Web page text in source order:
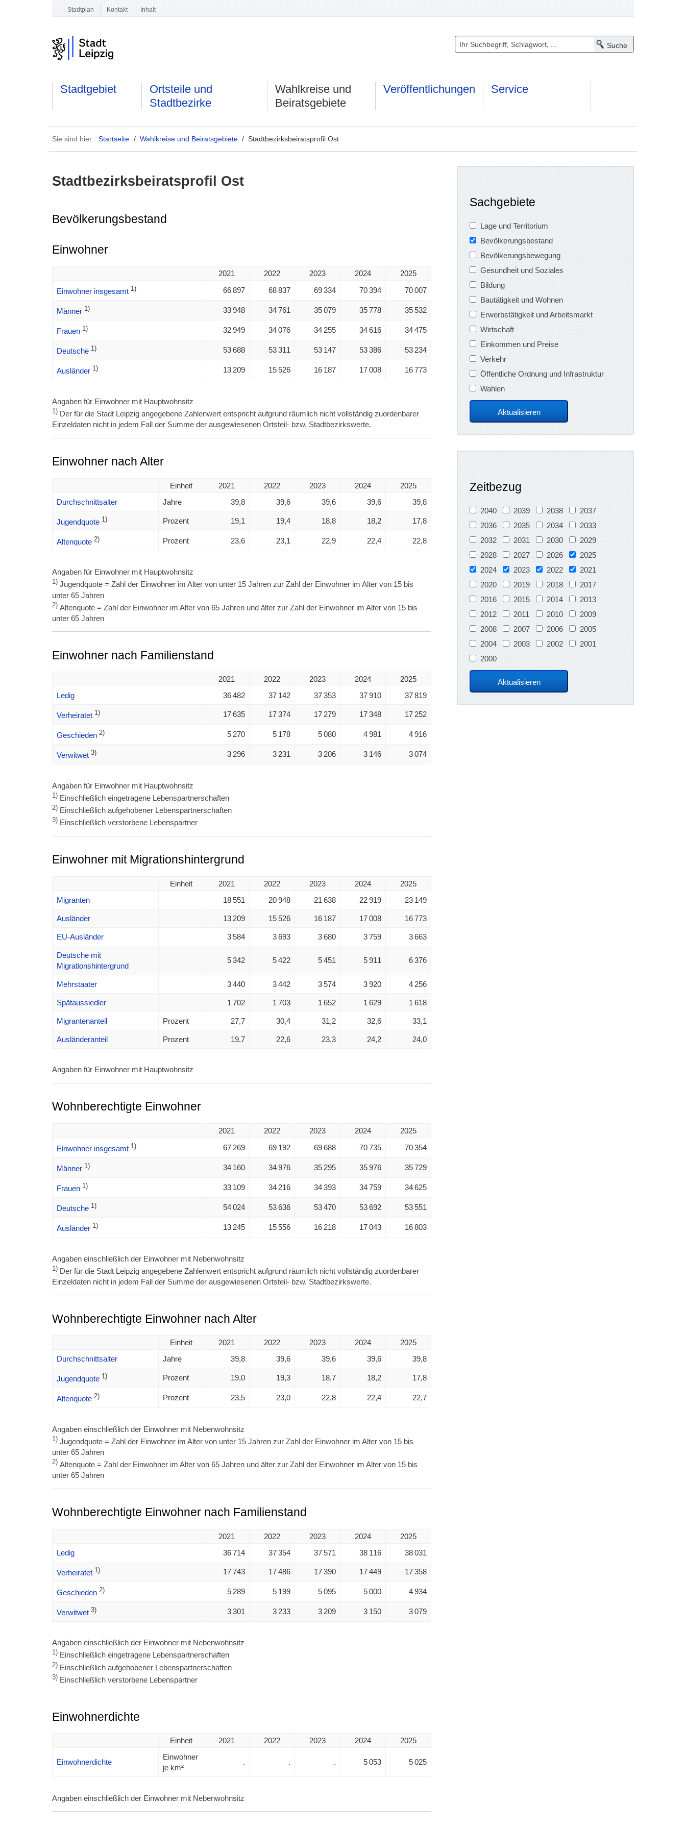
Stadtplan Kontakt Inhalt
Stadtgebiet
Ortsteile und
Stadtbezirke
Wahlkreise und
Beiratsgebiete
Veröffentlichungen Service
Sie sind hier: Startseite / Wahlkreise und Beiratsgebiete / Stadtbezirksbeiratsprofil Ost
Stadtbezirksbeiratsprofil Ost
Bevölkerungsbestand
Einwohner
2021 2022 2023 2024 2025
Einwohner insgesamt 1) 66 897 68 837 69 334 70 394 70 007
Männer 1) 33 948 34 761 35 079 35 778 35 532
Frauen 1) 32 949 34 076 34 255 34 616 34 475
Deutsche 1) 53 688 53 311 53 147 53 386 53 234
Ausländer 1) 13 209 15 526 16 187 17 008 16 773
Angaben für Einwohner mit Hauptwohnsitz
1) Der für die Stadt Leipzig angegebene Zahlenwert entspricht aufgrund räumlich nicht vollständig zuordenbarer
Einzeldaten nicht in jedem Fall der Summe der ausgewiesenen Ortsteil- bzw. Stadtbezirkswerte.
Einwohner nach Alter
Einheit 2021 2022 2023 2024
2025
Durchschnittsalter
Jahre 39,8 39,6 39,6 39,6 39,8
Jugendquote 1) Prozent 19,1 19,4 18,8 18,2 17,8
Altenquote 2) Prozent 23,6 23,1 22,9 22,4 22,8
Angaben für Einwohner mit Hauptwohnsitz
1) Jugendquote = Zahl der Einwohner im Alter von unter 15 Jahren zur Zahl der Einwohner im Alter von 15 bis
unter 65 Jahren
2) Altenquote = Zahl der Einwohner im Alter von 65 Jahren und älter zur Zahl der Einwohner im Alter von 15 bis
unter 65 Jahren
Einwohner nach Familienstand
2021 2022 2023 2024
2025
Ledig
36 482 37 142 37 353 37 910 37 819
Verheiratet 1) 17 635 17 374 17 279 17 348 17 252
Geschieden 2) 5 270 5 178 5 080 4 981 4 916
Verwitwet 3) 3 296 3 231 3 206 3 146 3 074
Angaben für Einwohner mit Hauptwohnsitz
1) Einschließlich eingetragene Lebenspartnerschaften
2) Einschließlich aufgehobener Lebenspartnerschaften
3) Einschließlich verstorbene Lebenspartner
Einwohner mit Migrationshintergrund
Einheit 2021 2022 2023 2024
2025
Migranten
18 551 20 948 21 638 22 919 23 149
Ausländer 13 209 15 526 16 187 17 008 16 773
EU-Ausländer 3 584 3 693 3 680 3 759 3 663
Deutsche mit
Migrationshintergrund
5 342 5 422 5 451 5 911 6 376
Mehrstaater 3 440 3 442 3 574 3 920 4 256
Spätaussiedler 1 702 1 703 1 652 1 629 1 618
Migrantenanteil Prozent 27,7 30,4 31,2 32,6 33,1
Ausländeranteil Prozent 19,7 22,6 23,3 24,2 24,0
Angaben für Einwohner mit Hauptwohnsitz
Wohnberechtigte Einwohner
2021 2022 2023 2024 2025
Einwohner insgesamt 1) 67 269 69 192 69 688 70 735 70 354
Männer 1) 34 160 34 976 35 295 35 976 35 729
Frauen 1) 33 109 34 216 34 393 34 759 34 625
Deutsche 1) 54 024 53 636 53 470 53 692 53 551
Ausländer 1) 13 245 15 556 16 218 17 043 16 803
Angaben einschließlich der Einwohner mit Nebenwohnsitz
1) Der für die Stadt Leipzig angegebene Zahlenwert entspricht aufgrund räumlich nicht vollständig zuordenbarer
Einzeldaten nicht in jedem Fall der Summe der ausgewiesenen Ortsteil- bzw. Stadtbezirkswerte.
Wohnberechtigte Einwohner nach Alter
Einheit 2021 2022 2023 2024
2025
Durchschnittsalter
Jahre 39,8 39,6 39,6 39,6 39,8
Jugendquote 1) Prozent 19,0 19,3 18,7 18,2 17,8
Altenquote 2) Prozent 23,5 23,0 22,8 22,4 22,7
Angaben einschließlich der Einwohner mit Nebenwohnsitz
1) Jugendquote = Zahl der Einwohner im Alter von unter 15 Jahren zur Zahl der Einwohner im Alter von 15 bis
unter 65 Jahren
2) Altenquote = Zahl der Einwohner im Alter von 65 Jahren und älter zur Zahl der Einwohner im Alter von 15 bis
unter 65 Jahren
Wohnberechtigte Einwohner nach Familienstand
2021 2022 2023 2024
2025
Ledig
36 714 37 354 37 571 38 116 38 031
Verheiratet 1) 17 743 17 486 17 390 17 449 17 358
Geschieden 2) 5 289 5 199 5 095 5 000 4 934
Verwitwet 3) 3 301 3 233 3 209 3 150 3 079
Angaben einschließlich der Einwohner mit Nebenwohnsitz
1) Einschließlich eingetragene Lebenspartnerschaften
2) Einschließlich aufgehobener Lebenspartnerschaften
3) Einschließlich verstorbene Lebenspartner
Einwohnerdichte
Einheit 2021 2022 2023 2024 2025
Einwohnerdichte
Einwohner
je km²
. . . 5 053 5 025
Angaben einschließlich der Einwohner mit Nebenwohnsitz
Sachgebiete
Lage und Territorium
Bevölkerungsbestand
Bevölkerungsbewegung
Gesundheit und Soziales
Bildung
Bautätigkeit und Wohnen
Erwerbstätigkeit und Arbeitsmarkt
Wirtschaft
Einkommen und Preise
Verkehr
Öffentliche Ordnung und Infrastruktur
Wahlen
Zeitbezug
2040 2039 2038
2037
2036
2035 2034
2033
2032
2031 2030
2029
2028
2027 2026
2025
2024
2023 2022
2021
2020
2019 2018
2017
2016
2015 2014
2013
2012
2011 2010
2009
2008
2007 2006
2005
2004
2003 2002
2001
2000